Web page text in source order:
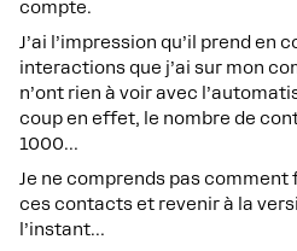
compte.
J’ai l’impression qu’il prend en
interactions que j’ai sur mon
n’ont rien à voir avec
coup en effet, le nombre de
1000…
Je ne comprends pas
ces contacts et revenir à la
l’instant…